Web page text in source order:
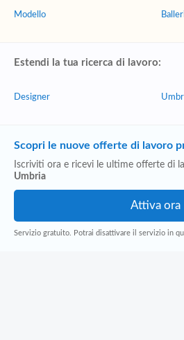
Modello
Estendi la tua ricerca di lavoro:
Designer
Scopri le nuove offerte di lavoro
Iscriviti ora e ricevi le ultime offerte di
Umbria
Servizio gratuito. Potrai disattivare il servizio in